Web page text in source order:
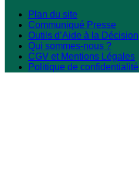
Plan du site
Communiqué Presse
Outils d’Aide à la Décision
Qui sommes-nous ?
CGV et Mentions Légales
Politique de confidentialité